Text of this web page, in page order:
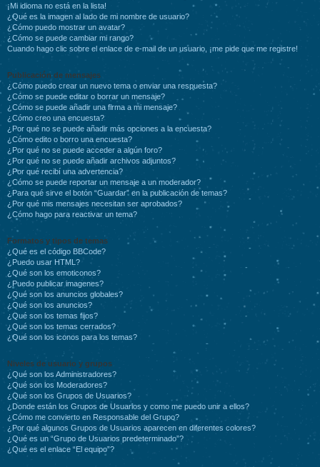
¡Mi idioma no está en la lista!
¿Qué es la imagen al lado de mi nombre de usuario?
¿Cómo puedo mostrar un avatar?
¿Cómo se puede cambiar mi rango?
Cuando hago clic sobre el enlace de e-mail de un usuario, ¡me pide que me registre!
Publicación de mensajes
¿Cómo puedo crear un nuevo tema o enviar una respuesta?
¿Cómo se puede editar o borrar un mensaje?
¿Cómo se puede añadir una firma a mi mensaje?
¿Cómo creo una encuesta?
¿Por qué no se puede añadir más opciones a la encuesta?
¿Cómo edito o borro una encuesta?
¿Por qué no se puede acceder a algún foro?
¿Por qué no se puede añadir archivos adjuntos?
¿Por qué recibí una advertencia?
¿Cómo se puede reportar un mensaje a un moderador?
¿Para qué sirve el botón “Guardar” en la publicación de temas?
¿Por qué mis mensajes necesitan ser aprobados?
¿Cómo hago para reactivar un tema?
Formatos y tipos de temas
¿Qué es el código BBCode?
¿Puedo usar HTML?
¿Qué son los emoticonos?
¿Puedo publicar imagenes?
¿Qué son los anuncios globales?
¿Qué son los anuncios?
¿Qué son los temas fijos?
¿Qué son los temas cerrados?
¿Qué son los iconos para los temas?
Niveles de usuario y grupos
¿Qué son los Administradores?
¿Qué son los Moderadores?
¿Qué son los Grupos de Usuarios?
¿Donde están los Grupos de Usuarios y como me puedo unir a ellos?
¿Cómo me convierto en Responsable del Grupo?
¿Por qué algunos Grupos de Usuarios aparecen en diferentes colores?
¿Qué es un “Grupo de Usuarios predeterminado”?
¿Qué es el enlace “El equipo”?